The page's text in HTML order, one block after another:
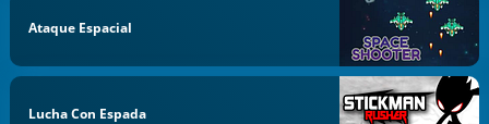
Ataque Espacial
Lucha Con Espada